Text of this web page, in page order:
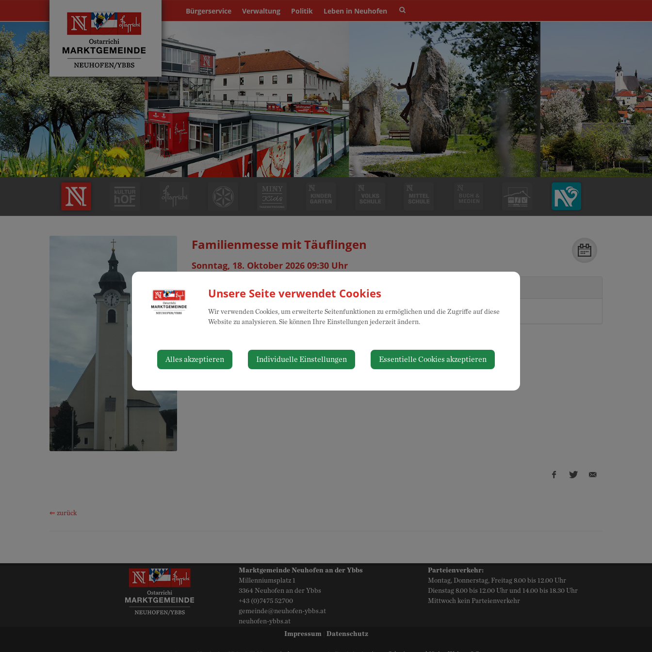
Bürgerservice Verwaltung Politik Leben in Neuhofen
Site
toggle
Familienmesse mit Täuflingen
Sonntag, 18. Oktober 2026 09:30 Uhr
Veranstaltungsort
Pfarrkirche
Millenniumsplatz 2
Auf Google Maps anzeigen
Pfarre Neuhofen an der Ybbs
⇐ zurück
Marktgemeinde Neuhofen an der Ybbs
Millenniumsplatz 1
3364 Neuhofen an der Ybbs
+43 (0)7475 52700
gemeinde@neuhofen-ybbs.at
neuhofen-ybbs.at
Parteienverkehr:
Montag, Donnerstag, Freitag 8.00 bis 12.00 Uhr
Dienstag 8.00 bis 12.00 Uhr und 14.00 bis 18.30 Uhr
Mittwoch kein Parteienverkehr
Impressum| Datenschutz
Unsere Seite verwendet Cookies
Wir verwenden Cookies, um erweiterte Seitenfunktionen zu ermöglichen und die Zugriffe auf diese
Website zu analysieren. Sie können Ihre Einstellungen jederzeit ändern.
Alles akzeptieren Individuelle Einstellungen Essentielle Cookies akzeptieren